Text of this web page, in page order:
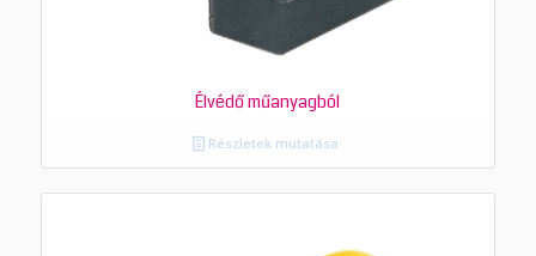
Élvédő műanyagból
Részletek mutatása